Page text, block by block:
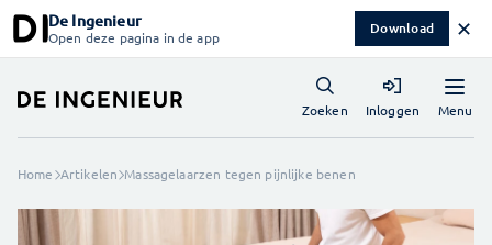
De Ingenieur
Open deze pagina in de app Download ✕
Menu
Zoeken Inloggen
Home Artikelen Massagelaarzen tegen pijnlijke benen